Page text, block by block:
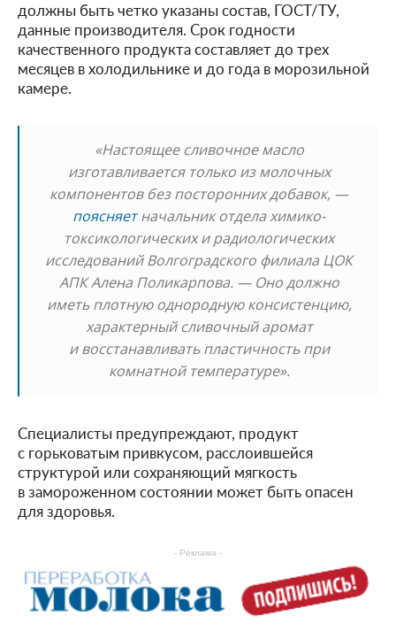
должны быть четко указаны состав, ГОСТ/ТУ,
данные производителя. Срок годности
качественного продукта составляет до трех
месяцев в холодильнике и до года в морозильной
камере.
«Настоящее сливочное масло
изготавливается только из молочных
компонентов без посторонних добавок, —
поясняетначальник отдела химико-
токсикологических и радиологических
исследований Волгоградского филиала ЦОК
АПК Алена Поликарпова. — Оно должно
иметь плотную однородную консистенцию,
характерный сливочный аромат
и восстанавливать пластичность при
комнатной температуре».
Специалисты предупреждают, продукт
с горьковатым привкусом, расслоившейся
структурой или сохраняющий мягкость
в замороженном состоянии может быть опасен
для здоровья.
- Реклама -